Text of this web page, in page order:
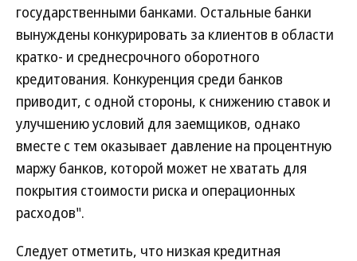
государственными банками. Остальные банки
вынуждены конкурировать за клиентов в области
кратко- и среднесрочного оборотного
кредитования. Конкуренция среди банков
приводит, с одной стороны, к снижению ставок и
улучшению условий для заемщиков, однако
вместе с тем оказывает давление на процентную
маржу банков, которой может не хватать для
покрытия стоимости риска и операционных
расходов".
Следует отметить, что низкая кредитная